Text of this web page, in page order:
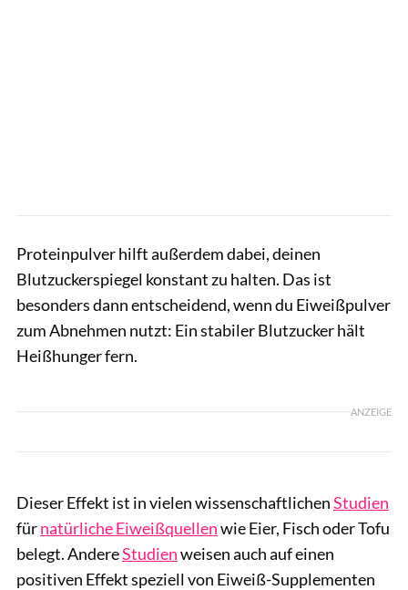
Proteinpulver hilft außerdem dabei, deinen
Blutzuckerspiegel konstant zu halten. Das ist
besonders dann entscheidend, wenn du Eiweißpulver
zum Abnehmen nutzt: Ein stabiler Blutzucker hält
Heißhunger fern.
ANZEIGE
Dieser Effekt ist in vielen wissenschaftlichenStudien
fürnatürliche Eiweißquellenwie Eier, Fisch oder Tofu
belegt. AndereStudienweisen auch auf einen
positiven Effekt speziell von Eiweiß-Supplementen